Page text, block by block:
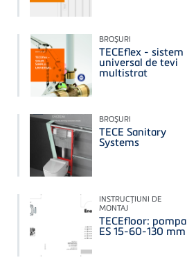
BROŞURI
TECEflex - sistem
universal de tevi
multistrat
BROŞURI
TECE Sanitary
Systems
INSTRUCŢIUNI DE
MONTAJ
TECEfloor: pompa
ES 15-60-130 mm